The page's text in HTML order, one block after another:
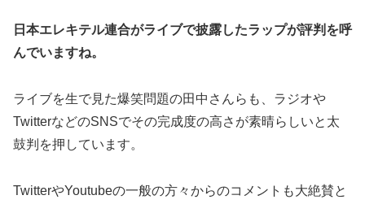
日本エレキテル連合がライブで披露したラップが評判を呼
んでいますね。
ライブを生で見た爆笑問題の田中さんらも、ラジオや
TwitterなどのSNSでその完成度の高さが素晴らしいと太
鼓判を押しています。
TwitterやYoutubeの一般の方々からのコメントも大絶賛と